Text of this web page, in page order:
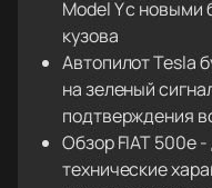
Model Y с новыми
кузова
Автопилот Tesla
на зеленый
подтверждения
Обзор FIAT 500e
технические